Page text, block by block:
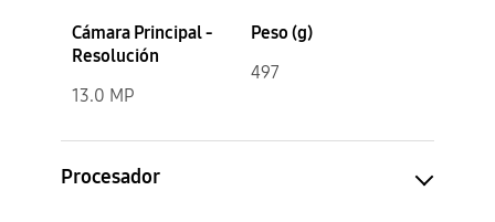
Cámara Principal -
Resolución
13.0 MP
Peso (g)
497
Procesador